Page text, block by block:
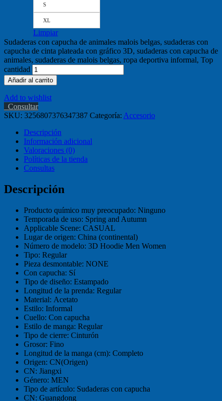
S
XL
Limpiar
Sudaderas con capucha de animales malois belgas, sudaderas con
capucha de cinta plateada con gráfico 3D, sudaderas con capucha de
animales, sudaderas de malois belgas, ropa deportiva informal, Top
cantidad
Añadir al carrito
Add to wishlist
Consultar
SKU: 3256807376347387 Categoría: Accesorio
Descripción
Información adicional
Valoraciones (0)
Políticas de la tienda
Consultas
Descripción
Producto químico muy preocupado: Ninguno
Temporada de uso: Spring and Autumn
Applicable Scene: CASUAL
Lugar de origen: China (continental)
Número de modelo: 3D Hoodie Men Women
Tipo: Regular
Pieza desmontable: NONE
Con capucha: Sí
Tipo de diseño: Estampado
Longitud de la prenda: Regular
Material: Acetato
Estilo: Informal
Cuello: Con capucha
Estilo de manga: Regular
Tipo de cierre: Cinturón
Grosor: Fino
Longitud de la manga (cm): Completo
Origen: CN(Origen)
CN: Jiangxi
Género: MEN
Tipo de artículo: Sudaderas con capucha
CN: Guangdong